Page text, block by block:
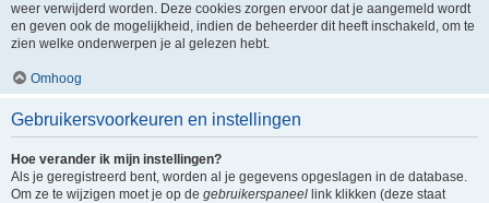
weer verwijderd worden. Deze cookies zorgen ervoor dat je aangemeld wordt
en geven ook de mogelijkheid, indien de beheerder dit heeft inschakeld, om te
zien welke onderwerpen je al gelezen hebt.
Omhoog
Gebruikersvoorkeuren en instellingen
Hoe verander ik mijn instellingen?
Als je geregistreerd bent, worden al je gegevens opgeslagen in de database.
Om ze te wijzigen moet je op de gebruikerspaneel link klikken (deze staat